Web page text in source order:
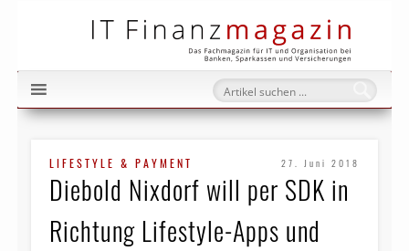
LIFESTYLE & PAYMENT 27. Juni 2018
Diebold Nixdorf will per SDK in
Richtung Lifestyle-Apps und